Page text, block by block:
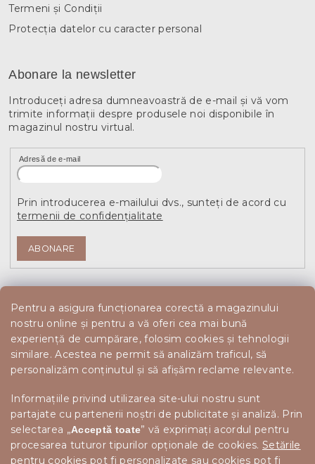
Pentru a asigura funcționarea corectă a magazinului
nostru online și pentru a vă oferi cea mai bună
experiență de cumpărare, folosim cookies și tehnologii
similare. Acestea ne permit să analizăm traficul, să
personalizăm conținutul și să afișăm reclame relevante.
Informațiile privind utilizarea site-ului nostru sunt
partajate cu partenerii noștri de publicitate și analiză. Prin
selectarea „Acceptă toate” vă exprimați acordul pentru
procesarea tuturor tipurilor opționale de cookies. Setările
pentru cookies pot fi personalizate sau cookies pot fi
Termeni și Condiții
Protecția datelor cu caracter personal
Abonare la newsletter
Introduceţi adresa dumneavoastră de e-mail şi vă vom
trimite informaţii despre produsele noi disponibile în
magazinul nostru virtual.
Adresă de e-mail
Prin introducerea e-mailului dvs., sunteți de acord cu
termenii de confidențialitate
ABONARE